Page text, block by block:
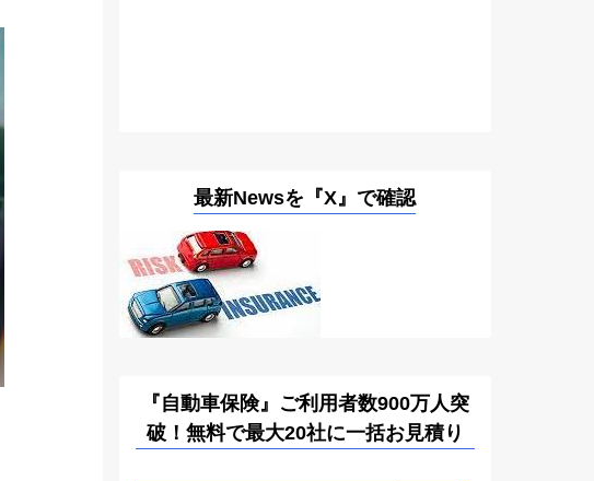
最新Newsを『X』で確認
『自動車保険』ご利用者数900万人突
破！無料で最大20社に一括お見積り